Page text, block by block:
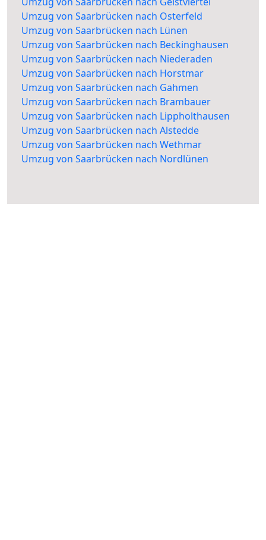
Umzug von Saarbrücken nach Osterfeld
Umzug von Saarbrücken nach Lünen
Umzug von Saarbrücken nach Beckinghausen
Umzug von Saarbrücken nach Niederaden
Umzug von Saarbrücken nach Horstmar
Umzug von Saarbrücken nach Gahmen
Umzug von Saarbrücken nach Brambauer
Umzug von Saarbrücken nach Lippholthausen
Umzug von Saarbrücken nach Alstedde
Umzug von Saarbrücken nach Wethmar
Umzug von Saarbrücken nach Nordlünen